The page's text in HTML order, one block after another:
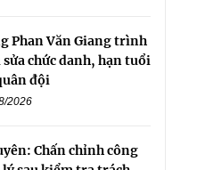
Phan Văn Giang trình
sửa chức danh, hạn tuổi
đội
2026
Chấn chỉnh công